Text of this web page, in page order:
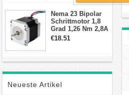
Schrittmotor
Nema 23 Bipolar
Schrittmotor 1,8
Grad 1,26 Nm 2,8A
2,5V 4 Drähte
€18.51
Neueste Artikel